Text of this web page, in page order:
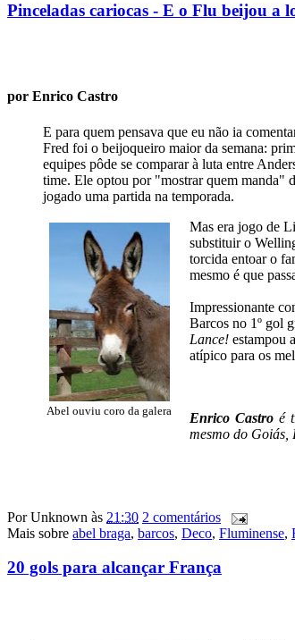
Pinceladas cariocas - E o Flu beijou a
por Enrico Castro
E para quem pensava que eu não ia
Fred foi o beijoqueiro maior da semana:
equipes pôde se comparar à luta entre
time. Ele optou por "mostrar quem manda"
jogado uma partida na temporada.
Abel ouviu coro da galera
Mas era jogo de
substituir o
torcida entoar o
mesmo é que
Impressionante
Barcos no 1º gol
Lance! estampou
atípico para os
Enrico Castroé
mesmo do Goiás,
PorUnknown às 21:30 2 comentários
Mais sobre abel braga, barcos, Deco, Fluminense,
20 gols para alcançar França